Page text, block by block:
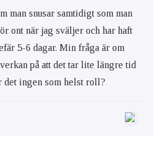
man snusar samtidigt som man
ont när jag sväljer och har haft
5-6 dagar. Min fråga är om
på att det tar lite längre tid
ingen som helst roll?